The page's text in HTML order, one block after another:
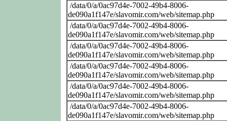
/data/0/a/0ac97d4e-7002-49b4-8006-
de090a1f147e/slavomir.com/web/sitemap.php
/data/0/a/0ac97d4e-7002-49b4-8006-
de090a1f147e/slavomir.com/web/sitemap.php
/data/0/a/0ac97d4e-7002-49b4-8006-
de090a1f147e/slavomir.com/web/sitemap.php
/data/0/a/0ac97d4e-7002-49b4-8006-
de090a1f147e/slavomir.com/web/sitemap.php
/data/0/a/0ac97d4e-7002-49b4-8006-
de090a1f147e/slavomir.com/web/sitemap.php
/data/0/a/0ac97d4e-7002-49b4-8006-
de090a1f147e/slavomir.com/web/sitemap.php